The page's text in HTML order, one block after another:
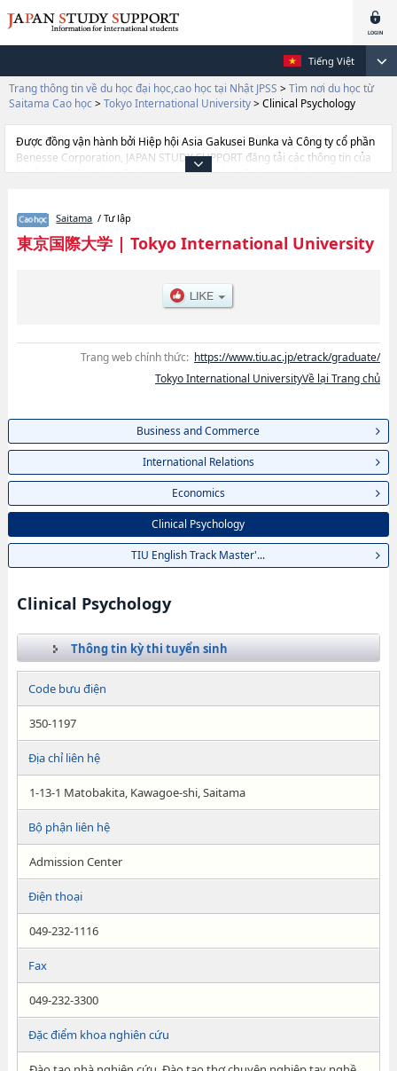
Tiếng Việt
Trang thông tin về du học đại học,cao học tại Nhật JPSS > Tìm nơi du học từ
Saitama Cao học > Tokyo International University> Clinical Psychology
Được đồng vận hành bởi Hiệp hội Asia Gakusei Bunka và Công ty cổ phần
Benesse Corporation, JAPAN STUDY SUPPORT đăng tải các thông tin của
khoảng 1.300 trường đại học, cao học, trường đại học ngắn hạn, trường
thông tin cần thiết dành cho du học sinh, như là về các Business and
CommercehoặcInternational RelationshoặcEconomicshoặcClinical
PsychologyhoặcTIU English Track Master's and Doctorate's Degree
tuyển như số lượng tuyển sinh, số lượng trúng tuyển, cở sở trang thiết bị,
Saitama / Tư lập
東京国際大学| Tokyo International University
Trang web chính thức: https://www.tiu.ac.jp/etrack/graduate/
Tokyo International UniversityVề lại Trang chủ
Business and Commerce
International Relations
Economics
Clinical Psychology
TIU English Track Master'...
Clinical Psychology
Thông tin kỳ thi tuyển sinh
Code bưu điện
350-1197
Địa chỉ liên hệ
1-13-1 Matobakita, Kawagoe-shi, Saitama
Bộ phận liên hệ
Admission Center
Điện thoại
049-232-1116
Fax
049-232-3300
Đặc điểm khoa nghiên cứu